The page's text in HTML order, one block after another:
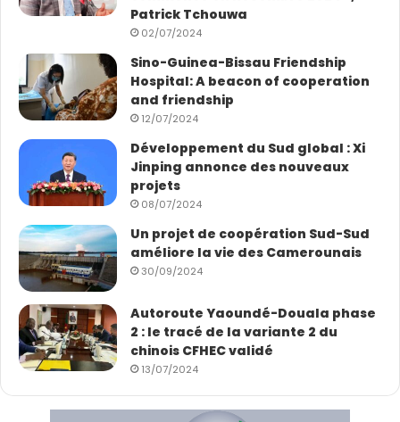
Patrick Tchouwa
02/07/2024
Sino-Guinea-Bissau Friendship
Hospital: A beacon of cooperation
and friendship
12/07/2024
Développement du Sud global : Xi
Jinping annonce des nouveaux
projets
08/07/2024
Un projet de coopération Sud-Sud
améliore la vie des Camerounais
30/09/2024
Autoroute Yaoundé-Douala phase
2 : le tracé de la variante 2 du
chinois CFHEC validé
13/07/2024